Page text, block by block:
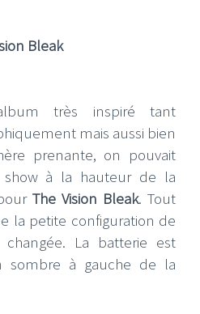
Bleak
très inspiré tant
mais aussi bien
prenante, on pouvait
show à la hauteur de la
The Vision Bleak. Tout
la petite configuration de
La batterie est
sombre à gauche de la